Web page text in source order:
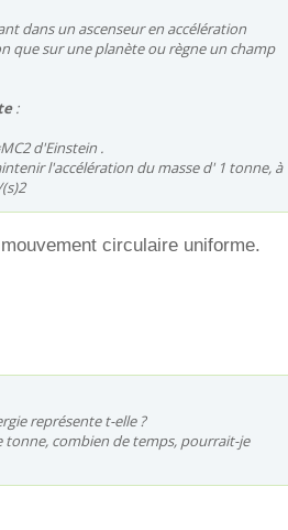
dans un ascenseur en accélération
que sur une planète ou règne un champ
:
d'Einstein .
l'accélération du masse d' 1 tonne, à
circulaire uniforme.
représente t-elle ?
combien de temps, pourrait-je